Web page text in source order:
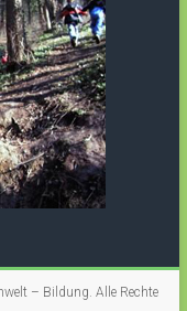
– Bildung. Alle Rechte